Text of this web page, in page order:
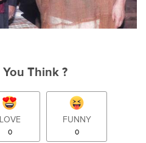
Think ?
LOVE
0
FUNNY
0